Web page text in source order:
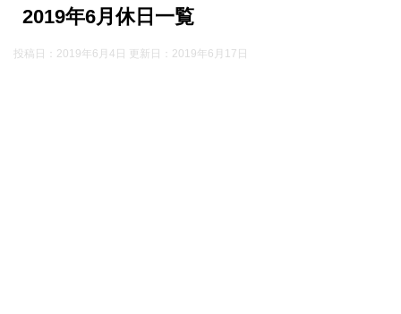
2019年6月休日一覧
投稿日：2019年6月4日 更新日： 2019年6月17日